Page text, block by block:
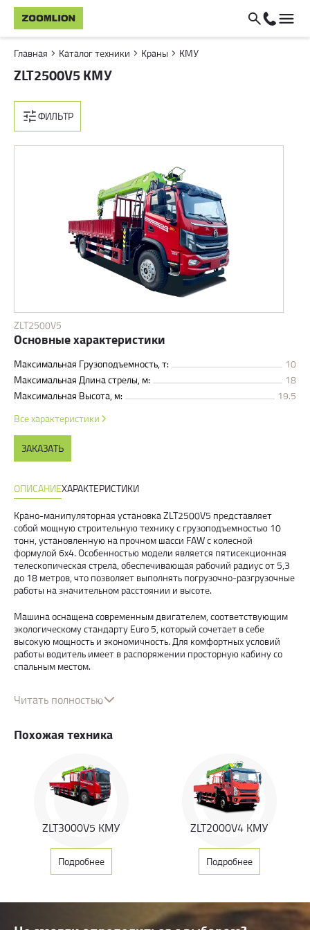
Главная Каталог техники Краны КМУ
ZLT2500V5 КМУ
ФИЛЬТР
ZLT2500V5
Основные характеристики
Максимальная Грузоподъемность, т:
10
Максимальная Длина стрелы, м:
18
Максимальная Высота, м:
19.5
Все характеристики
ЗАКАЗАТЬ
ОПИСАНИЕХАРАКТЕРИСТИКИ
Крано-манипуляторная установка ZLT2500V5 представляет
собой мощную строительную технику с грузоподъемностью 10
тонн, установленную на прочном шасси FAW с колесной
формулой 6x4. Особенностью модели является пятисекционная
телескопическая стрела, обеспечивающая рабочий радиус от 5,3
до 18 метров, что позволяет выполнять погрузочно-разгрузочные
работы на значительном расстоянии и высоте.
Машина оснащена современным двигателем, соответствующим
экологическому стандарту Euro 5, который сочетает в себе
высокую мощность и экономичность. Для комфортных условий
работы водитель имеет в распоряжении просторную кабину со
спальным местом.
системой защитных механизмов:
указателем угла наклона стрелы,
устройство предотвращения отцепления груза.
Гидравлические аутригеры обеспечивают устойчивость
конструкции даже на неровной поверхности.
расширяет возможности применения крана на строительных
площадках. Время полного выдвижения стрелы составляет 55
Читать полностью
Похожая техника
ZLT3000V5 КМУ
Подробнее
ZLT2000V4 КМУ
Подробнее